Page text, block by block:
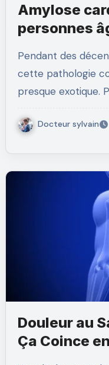
Amylose
personnes
Pendant des décennies, la médecine a considéré
cette pathologie
presque exotique.
Docteur sylvain
Douleur au
Ça Coince